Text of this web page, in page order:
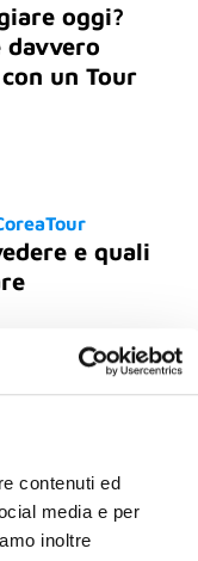
contenuti ed
media e per
inoltre
oggi?
davvero
un Tour
e quali
e cosa facciamo
Blueberry e tutte le
fanno parte